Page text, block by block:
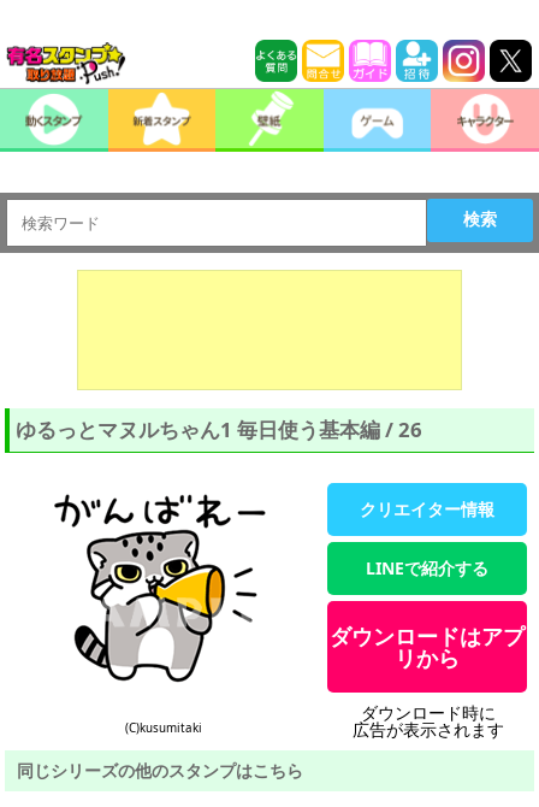
検索
ゆるっとマヌルちゃん1 毎日使う基本編 / 26
(C)kusumitaki
クリエイター情報
LINEで紹介する
ダウンロードはアプ
リから
ダウンロード時に
広告が表示されます
同じシリーズの他のスタンプはこちら